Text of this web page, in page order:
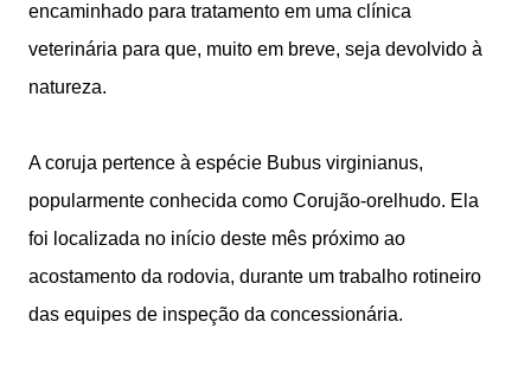
encaminhado para tratamento em uma clínica
veterinária para que, muito em breve, seja devolvido à
natureza.
A coruja pertence à espécie Bubus virginianus,
popularmente conhecida como Corujão-orelhudo. Ela
foi localizada no início deste mês próximo ao
acostamento da rodovia, durante um trabalho rotineiro
das equipes de inspeção da concessionária.